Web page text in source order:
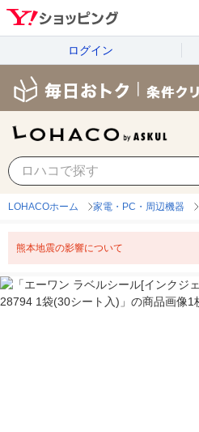
ログイン
LOHACOホーム 家電・PC・周辺機器
熊本地震の影響について